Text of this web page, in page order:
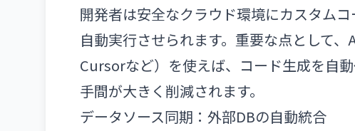
開発者は安全なクラウド環境にカスタム
自動実行させられます。重要な点として
Cursorなど）を使えば、コード生成を自
手間が大きく削減されます。
データソース同期：外部DBの自動統合